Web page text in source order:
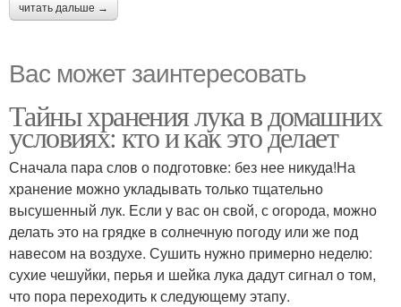
читать дальше →
Вас может заинтересовать
Тайны хранения лука в домашних
условиях: кто и как это делает
Сначала пара слов о подготовке: без нее никуда!На
хранение можно укладывать только тщательно
высушенный лук. Если у вас он свой, с огорода, можно
делать это на грядке в солнечную погоду или же под
навесом на воздухе. Сушить нужно примерно неделю:
сухие чешуйки, перья и шейка лука дадут сигнал о том,
что пора переходить к следующему этапу.